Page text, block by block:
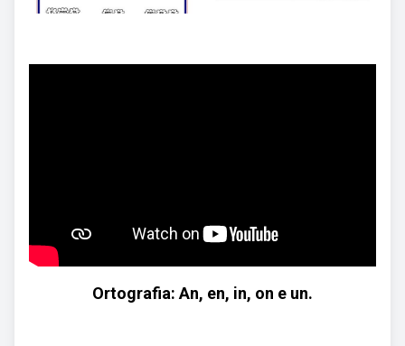
Ortografia: An, en, in, on e un.